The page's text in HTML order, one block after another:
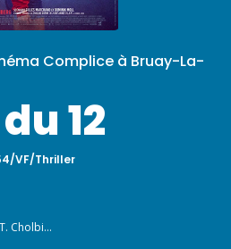
Complice à Bruay-La-
12
VF/Thriller
Cholbi…